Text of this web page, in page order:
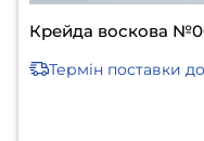
Крейда воскова
Термін поставки